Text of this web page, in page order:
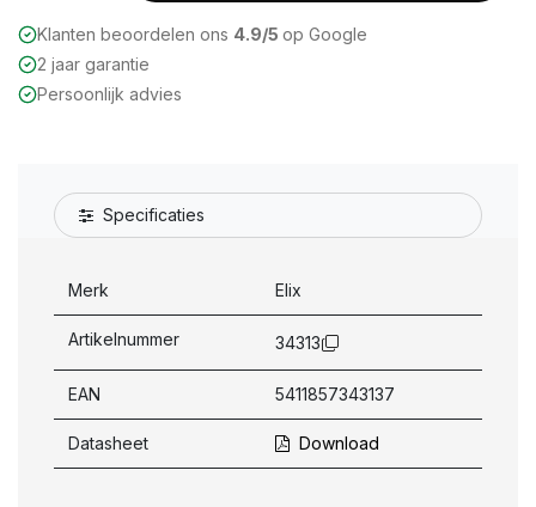
Klanten beoordelen ons 4.9/5 op Google
2 jaar garantie
Persoonlijk advies
Specificaties
Merk Elix
Artikelnummer 34313
EAN 5411857343137
Datasheet Download